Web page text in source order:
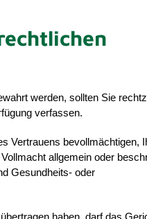
werden, sollten Sie
verfassen.
Vertrauens bevollmächtigen,
allgemein oder
Gesundheits- oder
haben, darf das